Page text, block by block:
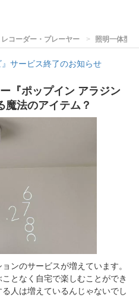
コーダー・プレーヤー 照明一体型
』サービス終了のお知らせ
『ポップイン アラジン
魔法のアイテム？
ンのサービスが増えています。
となく自宅で楽しむことができ
人は増えているんじゃないでし